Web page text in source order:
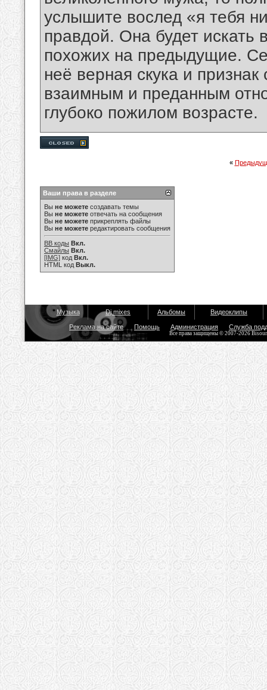
услышите вослед «я тебя
правдой. Она будет
похожих на предыдущие.
неё верная скука и
взаимным и преданным
глубоко пожилом возрасте.
«
Ваши права в разделе
Вы не можете создавать темы
Вы не можете отвечать на сообщения
Вы не можете прикреплять файлы
Вы не можете редактировать сообщения
BB коды Вкл.
Смайлы Вкл.
[IMG] код Вкл.
HTML код Выкл.
Музыка Dj mixes Альбомы Видеоклипы
Реклама на сайте Помощь Администрация Служба
Все права защищены © 2007-2026